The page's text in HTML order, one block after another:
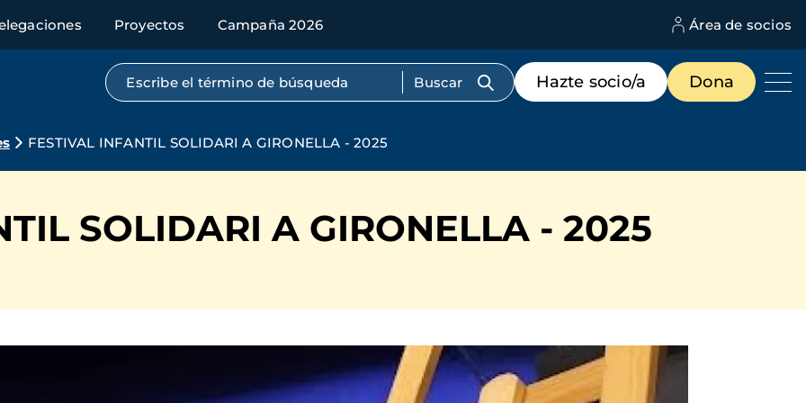
Proyectos Campaña 2026 Área de socios
Búsqueda por texto completo
Menú
de
destacados
Hazte socio/a Dona
FESTIVAL INFANTIL SOLIDARI A GIRONELLA - 2025
SOLIDARI A GIRONELLA - 2025